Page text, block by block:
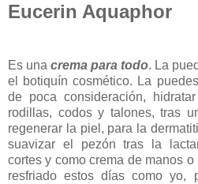
Eucerin Aquaphor
Es una crema para todo. La
el botiquín cosmético. La
de poca consideración,
rodillas, codos y talones, tras
regenerar la piel, para la
suavizar el pezón tras la
cortes y como crema de manos
resfriado estos días como yo,